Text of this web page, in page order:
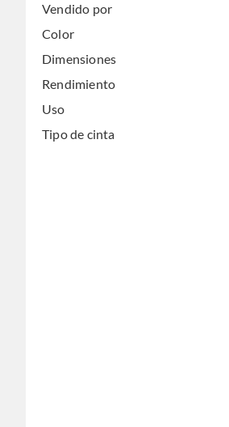
Libros, papelería y celebraciones
Tecnología
Vendido por
Color
Dimensiones
Rendimiento
Uso
Tipo de cinta